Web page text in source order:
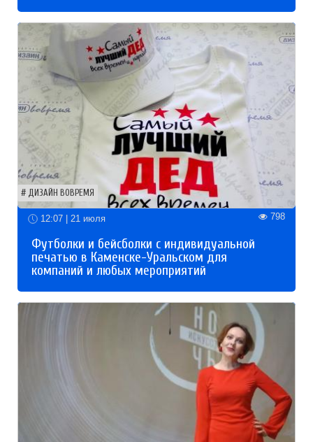
ДИЗАЙН ВОВРЕМЯ
12:07 | 21 июля 798
Футболки и бейсболки с индивидуальной
печатью в Каменске-Уральском для
компаний и любых мероприятий